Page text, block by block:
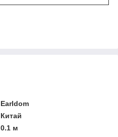
Earldom
Китай
0.1 м